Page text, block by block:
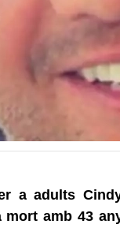
a adults
mort amb 43